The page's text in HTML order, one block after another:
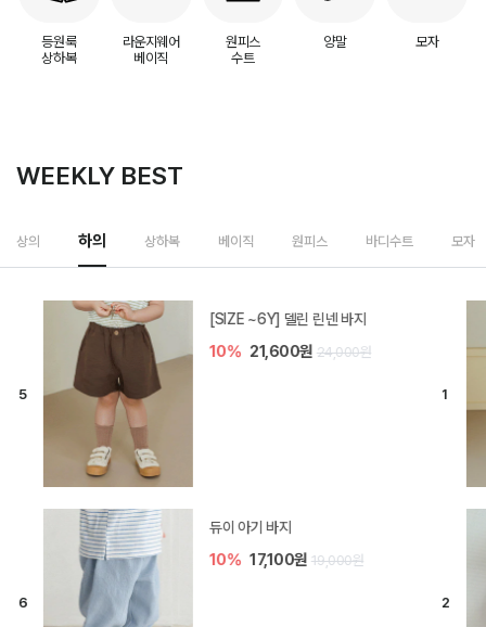
등원룩
상하복
라운지웨어
베이직
원피스
수트
양말 모자
WEEKLY BEST
상의 하의 상하복 베이직 원피스 바디수트 모자
[SIZE ~6Y] 델린 린넨 바지
10% 21,600원 24,000원
듀이 아기 바지
10% 17,100원 19,000원